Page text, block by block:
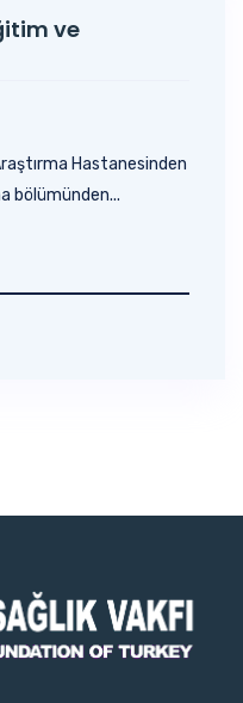
ve
Hastanesinden
bölümünden...